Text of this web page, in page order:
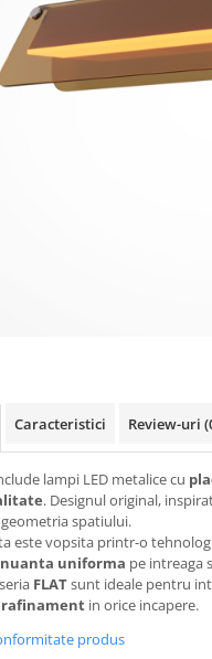
Caracteristici Review-uri
lampi LED metalice cu
. Designul original,
spatiului.
este vopsita printr-o
nuanta uniforma pe intreaga
FLATsunt ideale pentru
rafinament in orice incapere.
produs